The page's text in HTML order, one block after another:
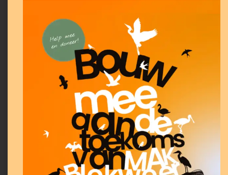
SDG #2: Geen honger
Het thema ‘Voeding’ maakt dit jaar geen deel uit van
jullie Expeditie Duurzaam.